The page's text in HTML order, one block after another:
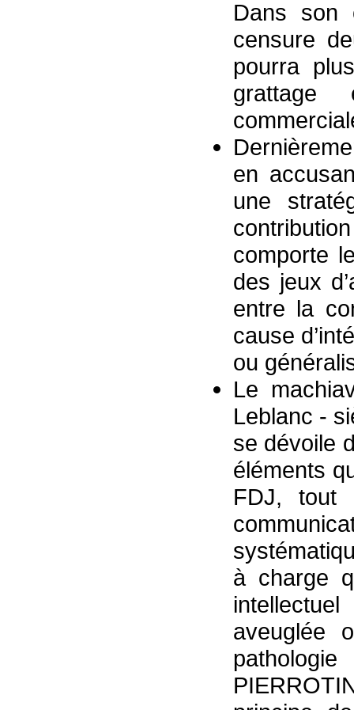
Dans son
censure
pourra
grattage
en
une
comporte
des jeux
entre la
cause
ou
Le
Leblanc -
se dévoile
éléments
FDJ,
à charge
aveuglée